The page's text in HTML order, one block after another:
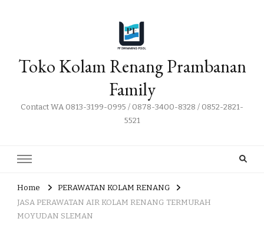
Toko Kolam Renang Prambanan
Family
Contact WA 0813-3199-0995 / 0878-3400-8328 / 0852-2821-
5521
Home
PERAWATAN KOLAM RENANG
JASA PERAWATAN AIR KOLAM RENANG TERMURAH
MOYUDAN SLEMAN